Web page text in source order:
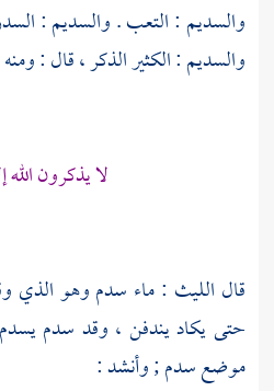
والسديم : التعب . والسديم :
والسديم : الكثير الذكر ، قال :
لا يذكرون الله
قال الليث : ماء سدم وهو الذي
حتى يكاد يندفن ، وقد سدم
موضع سدم ; وأنشد :